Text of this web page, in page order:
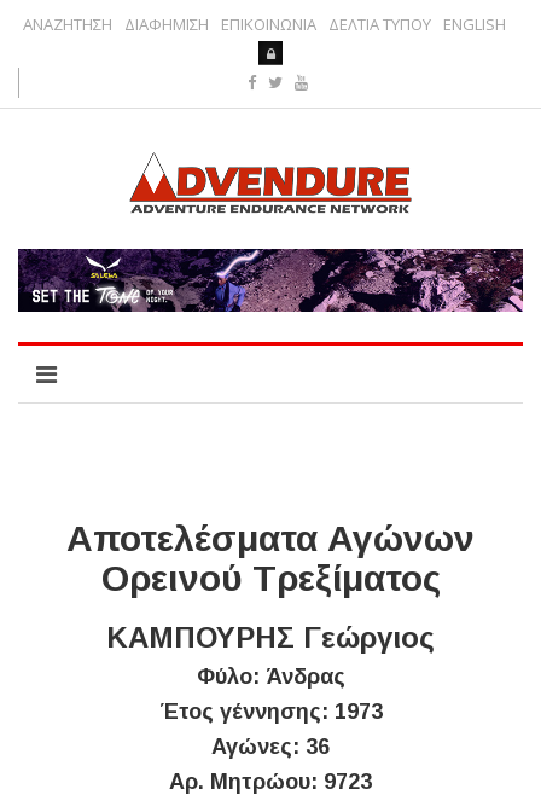
ΑΝΑΖΗΤΗΣΗ ΔΙΑΦΗΜΙΣΗ ΕΠΙΚΟΙΝΩΝΙΑ ΔΕΛΤΙΑ ΤΥΠΟΥ ENGLISH
Αποτελέσματα Αγώνων
Ορεινού Τρεξίματος
ΚΑΜΠΟΥΡΗΣ Γεώργιος
Φύλο: Άνδρας
Έτος γέννησης: 1973
Αγώνες: 36
Αρ. Μητρώου: 9723